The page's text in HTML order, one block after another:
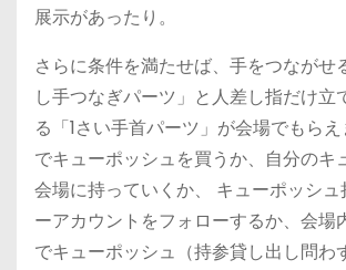
展示があったり。
さらに条件を満たせば、手をつながせ
し手つなぎパーツ」と人差し指だけ立
る「1さい手首パーツ」が会場でもら
でキューポッシュを買うか、自分のキ
会場に持っていくか、 キューポッシュ
ーアカウントをフォローするか、会場
でキューポッシュ（持参貸し出し問わ